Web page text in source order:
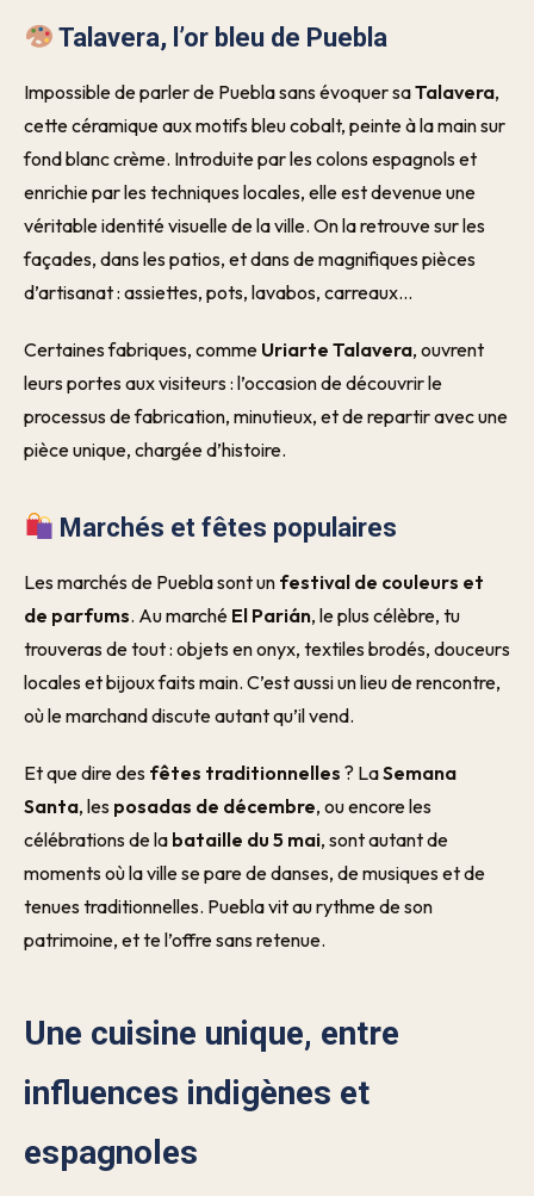
Talavera, l’or bleu de Puebla
Impossible de parler de Puebla sans évoquer saTalavera,
cette céramique aux motifs bleu cobalt, peinte à la main sur
fond blanc crème. Introduite par les colons espagnols et
enrichie par les techniques locales, elle est devenue une
véritable identité visuelle de la ville. On la retrouve sur les
façades, dans les patios, et dans de magnifiques pièces
d’artisanat : assiettes, pots, lavabos, carreaux…
Certaines fabriques, comme Uriarte Talavera, ouvrent
leurs portes aux visiteurs : l’occasion de découvrir le
processus de fabrication, minutieux, et de repartir avec une
pièce unique, chargée d’histoire.
Marchés et fêtes populaires
Les marchés de Puebla sont un festival de couleurs et
de parfums. Au marché El Parián, le plus célèbre, tu
trouveras de tout : objets en onyx, textiles brodés, douceurs
locales et bijoux faits main. C’est aussi un lieu de rencontre,
où le marchand discute autant qu’il vend.
Et que dire des fêtes traditionnelles ? LaSemana
Santa, les posadas de décembre, ou encore les
célébrations de la bataille du 5 mai, sont autant de
moments où la ville se pare de danses, de musiques et de
tenues traditionnelles. Puebla vit au rythme de son
patrimoine, et te l’offre sans retenue.
Une cuisine unique, entre
influences indigènes et
espagnoles